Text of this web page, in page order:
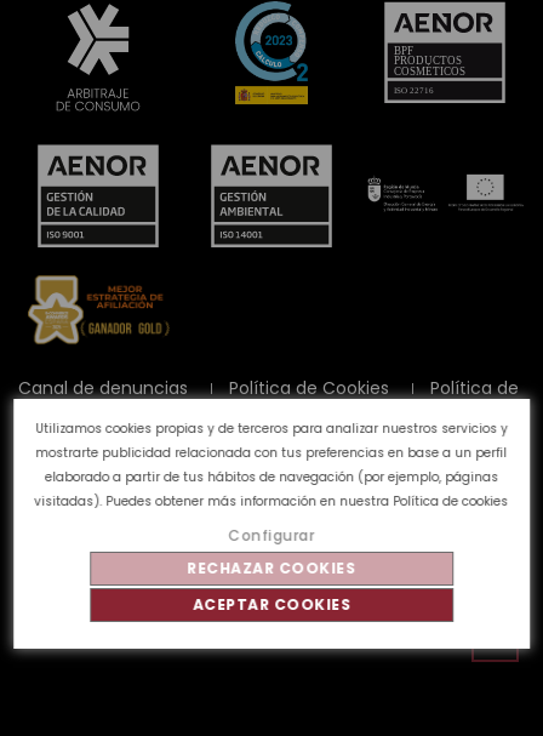
Utilizamos cookies propias y de terceros para analizar nuestros servicios y
mostrarte publicidad relacionada con tus preferencias en base a un perfil
elaborado a partir de tus hábitos de navegación (por ejemplo, páginas
visitadas). Puedes obtener más información en nuestra Política de cookies
Configurar
RECHAZAR COOKIES
ACEPTAR COOKIES
Canal de denuncias Política de Cookies
Política de
Calidad y Medioambiente